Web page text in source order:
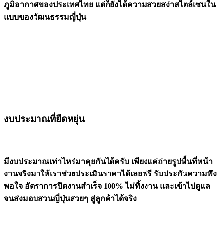
ภูมิอากาศของประเทศไทย แต่ก็ยังได้ความสวยสง่าสไตล์เซนใน
แบบของวัฒนธรรมญี่ปุ่น
งบประมาณที่ยืดหยุ่น
มีงบประมาณเท่าไหร่มาคุยกันได้ครับ เพียงแค่ถ่ายรูปพื้นที่หน้า
งานจริงมาให้เราช่วยประเมินราคาได้เลยฟรี รับประกันความพึง
พอใจ อัตราการปิดงานสำเร็จ 100% ไม่ทิ้งงาน และเข้าไปดูแล
จนส่งมอบสวนญี่ปุ่นสวยๆ สู่ลูกค้าได้จริง